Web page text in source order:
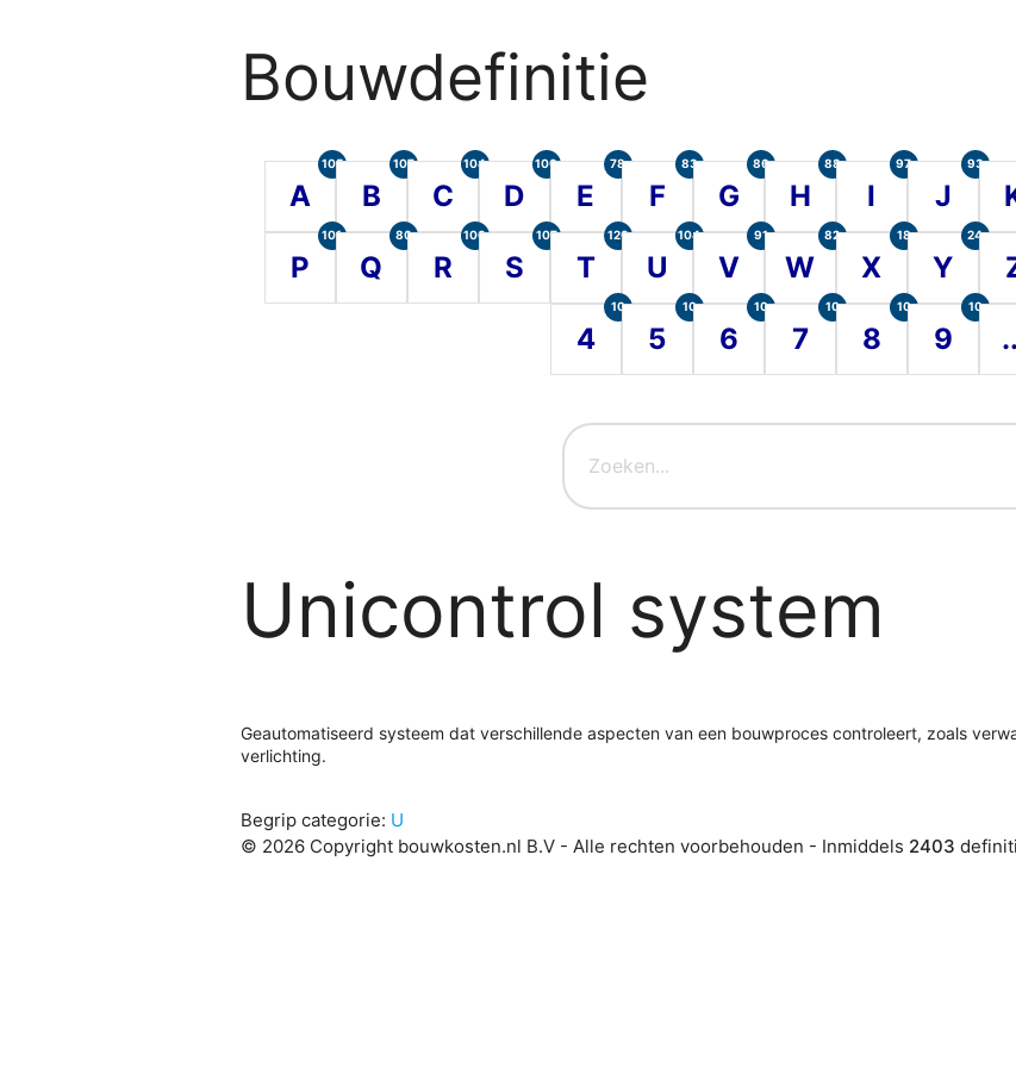
Bouwdefinitie
A
105
B
107
C
104
D
100
E
78
F
83
G
86
H
88
I
97
J
93
P
101
Q
80
R
100
S
107
T
120
U
104
V
91
W
82
X
18
Y
24
4
10
5
10
6
10
7
10
8
10
9
10
Unicontrol system
Geautomatiseerd systeem dat verschillende aspecten van een bouwproces controleert, zoals
verlichting.
Begrip categorie: U
© 2026 Copyright bouwkosten.nl B.V - Alle rechten voorbehouden - Inmiddels 2403